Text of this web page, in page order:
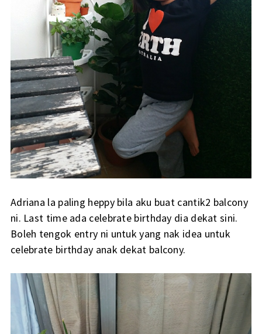
Adriana la paling heppy bila aku buat cantik2 balcony
ni. Last time ada celebrate birthday dia dekat sini.
Boleh tengok entry ni untuk yang nak idea untuk
celebrate birthday anak dekat balcony.